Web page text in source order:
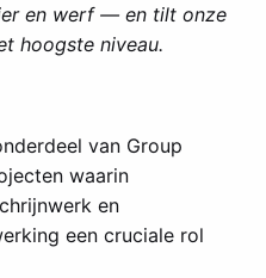
en werf — en tilt onze
hoogste niveau.
van Group
waarin
en
een cruciale rol